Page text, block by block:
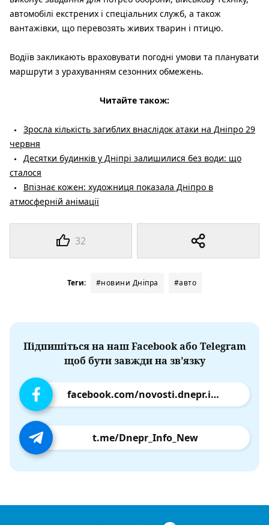
32
автомобілі екстрених і спеціальних служб, а також
вантажівки, що перевозять живих тварин і птицю.
Водіїв закликають враховувати погодні умови та планувати
маршрути з урахуванням сезонних обмежень.
Читайте також:
Зросла кількість загиблих внаслідок атаки на Дніпро 29
червня
Десятки будинків у Дніпрі залишилися без води: що
сталося
Впізнає кожен: художниця показала Дніпро в
атмосферній анімації
Теги: #новини Дніпра #авто
Підпишіться на наш Facebook або Telegram
щоб бути завжди на зв’язку
facebook.com/novosti.dnepr.info
t.me/Dnepr_Info_New